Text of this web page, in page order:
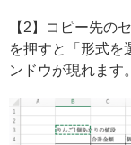
【2】コピー先の
を押すと「形式を
ンドウが現れます。